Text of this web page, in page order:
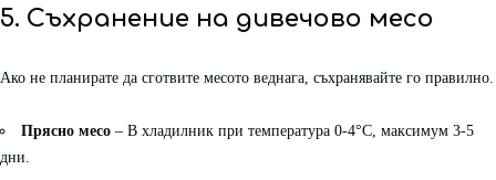
5. Съхранение на дивечово месо
Ако не планирате да сготвите месото веднага, съхранявайте го правилно.
Прясно месо – В хладилник при температура 0-4°C, максимум 3-5
дни.